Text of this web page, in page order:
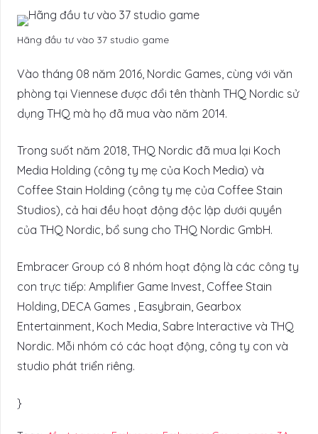
Hãng đầu tư vào 37 studio game
Vào tháng 08 năm 2016, Nordic Games, cùng với văn
phòng tại Viennese được đổi tên thành THQ Nordic sử
dụng THQ mà họ đã mua vào năm 2014.
Trong suốt năm 2018, THQ Nordic đã mua lại Koch
Media Holding (công ty mẹ của Koch Media) và
Coffee Stain Holding (công ty mẹ của Coffee Stain
Studios), cả hai đều hoạt động độc lập dưới quyền
của THQ Nordic, bổ sung cho THQ Nordic GmbH.
Embracer Group có 8 nhóm hoạt động là các công ty
con trực tiếp: Amplifier Game Invest, Coffee Stain
Holding, DECA Games , Easybrain, Gearbox
Entertainment, Koch Media, Sabre Interactive và THQ
Nordic. Mỗi nhóm có các hoạt động, công ty con và
studio phát triển riêng.
}